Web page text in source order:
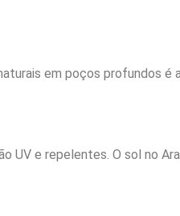
em poços profundos é
UV e repelentes. O sol no